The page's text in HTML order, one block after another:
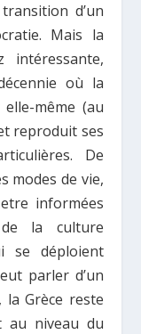
d’un
Mais la
intéressante,
où la
même (au
reproduit ses
De
modes de vie,
informées
la culture
se déploient
parler d’un
Grèce reste
au niveau du